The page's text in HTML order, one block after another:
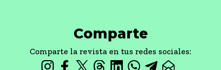
Comparte
Comparte la revista en tus redes sociales: